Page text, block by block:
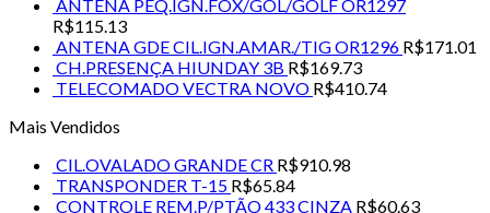
ANTENA PEQ.IGN.FOX/GOL/GOLF OR1297
R$115.13
ANTENA GDE CIL.IGN.AMAR./TIG OR1296 R$171.01
CH.PRESENÇA HIUNDAY 3B R$169.73
TELECOMADO VECTRA NOVO R$410.74
Mais Vendidos
CIL.OVALADO GRANDE CR R$910.98
TRANSPONDER T-15 R$65.84
CONTROLE REM.P/PTÃO 433 CINZA R$60.63